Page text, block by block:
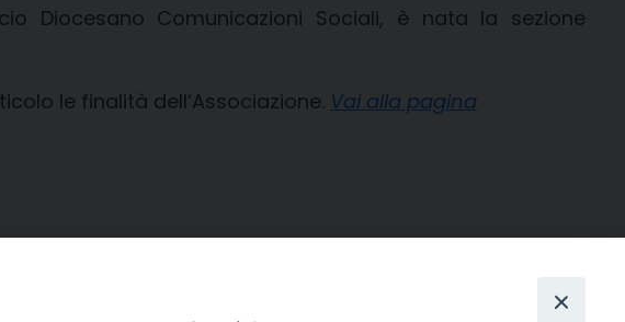
Diocesano Comunicazioni Sociali, è nata la sezione
le finalità dell’Associazione. Vai alla pagina